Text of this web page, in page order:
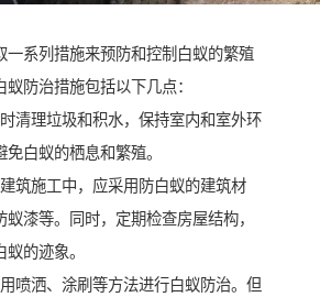
一系列措施来预防和控制白蚁的繁殖
防治措施包括以下几点：
清理垃圾和积水，保持室内和室外环
白蚁的栖息和繁殖。
筑施工中，应采用防白蚁的建筑材
漆等。同时，定期检查房屋结构，
的迹象。
喷洒、涂刷等方法进行白蚁防治。但